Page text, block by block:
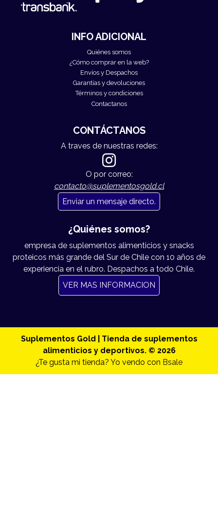
INFO ADICIONAL
Quiénes somos
¿Cómo comprar en la web?
Envíos y Despachos
Garantías y devoluciones
Términos y condiciones
Contactanos
CONTÁCTANOS
A traves de nuestras redes:
O por correo:
contacto@suplementosgold.cl
Enviar un mensaje directo.
¿Quiénes somos?
empresa de suplementos alimenticios y snacks
proteicos más grande del Sur de Chile con 10 años de
experiencia en el rubro. Despachos a todo Chile.
VER MAS INFORMACION
Suplementos Gold | Tienda de suplementos
alimenticios y deportivos. © 2026
¿Te gusta mi tienda? Yo vendo con Bsale